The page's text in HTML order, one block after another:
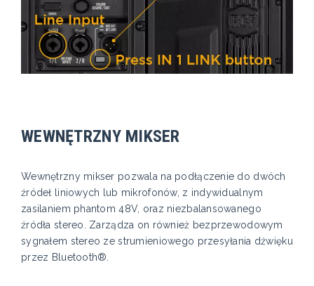
WEWNĘTRZNY MIKSER
Wewnętrzny mikser pozwala na podłączenie do dwóch
źródeł liniowych lub mikrofonów, z indywidualnym
zasilaniem phantom 48V, oraz niezbalansowanego
źródła stereo. Zarządza on również bezprzewodowym
sygnałem stereo ze strumieniowego przesyłania dźwięku
przez Bluetooth®.